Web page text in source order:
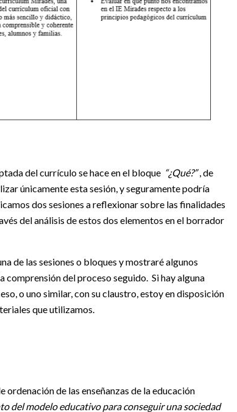
del currículo se hace en el bloque “¿Qué?”, de
únicamente esta sesión, y seguramente podría
dos sesiones a reflexionar sobre las finalidades
del análisis de estos dos elementos en el borrador
de las sesiones o bloques y mostraré algunos
del proceso seguido. Si hay alguna
o uno similar, con su claustro, estoy en disposición
que utilizamos.
ordenación de las enseñanzas de la educación
del modelo educativo para conseguir una sociedad